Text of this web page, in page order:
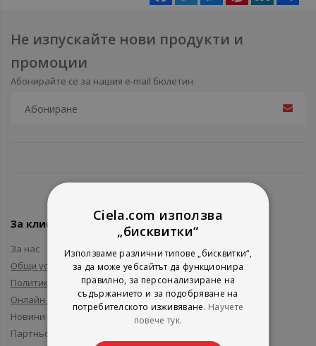
Не изпускайте нови продукти и
промоции
Абонирайте се за нашия e-mail бюлетин
За клиенти
За нас
Общи условия
Политика за поверителност
Онлайн решаване на спорове
Новини и събития
Партньори и приятели
Ciela.com използва
„бисквитки“
Използваме различни типове „бисквитки“,
за да може уебсайтът да функционира
правилно, за персонализиране на
съдържанието и за подобряване на
потребителското изживяване. Научете
повече тук.